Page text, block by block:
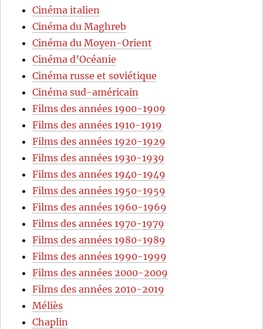
Cinéma italien
Cinéma du Maghreb
Cinéma du Moyen-Orient
Cinéma d’Océanie
Cinéma russe et soviétique
Cinéma sud-américain
Films des années 1900-1909
Films des années 1910-1919
Films des années 1920-1929
Films des années 1930-1939
Films des années 1940-1949
Films des années 1950-1959
Films des années 1960-1969
Films des années 1970-1979
Films des années 1980-1989
Films des années 1990-1999
Films des années 2000-2009
Films des années 2010-2019
Méliès
Chaplin